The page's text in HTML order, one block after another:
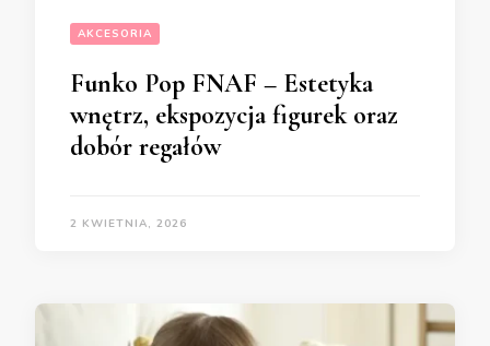
AKCESORIA
Funko Pop FNAF – Estetyka
wnętrz, ekspozycja figurek oraz
dobór regałów
2 KWIETNIA, 2026